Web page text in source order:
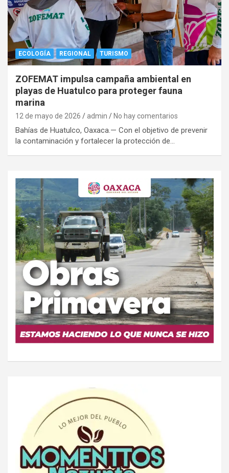
ECOLOGÍA REGIONAL TURISMO
ZOFEMAT impulsa campaña ambiental en
playas de Huatulco para proteger fauna
marina
12 de mayo de 2026 admin No hay comentarios
Bahías de Huatulco, Oaxaca.— Con el objetivo de prevenir
la contaminación y fortalecer la protección de…